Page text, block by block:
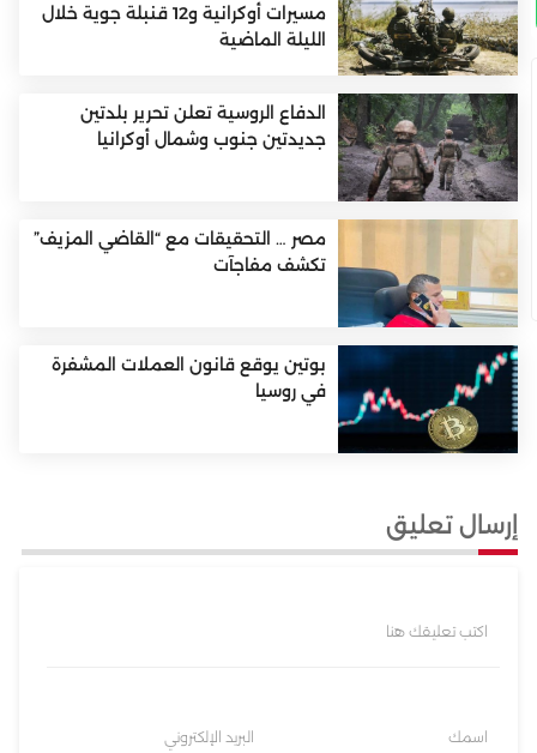
مسيرات أوكرانية و12 قنبلة جوية خلال
الليلة الماضية
الدفاع الروسية تعلن تحرير بلدتين
جديدتين جنوب وشمال أوكرانيا
مصر … التحقيقات مع “القاضي المزيف”
تكشف مفاجآت
بوتين يوقع قانون العملات المشفرة
في روسيا
إرسال تعليق
اكتب تعليقك هنا
اسمك البريد الإلكتروني